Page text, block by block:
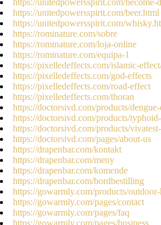
https://unitedpowersspirit.com/become-
https://unitedpowersspirit.com/beer.html
https://unitedpowersspirit.com/
https://rominature.com/sobre
https://rominature.com/loja-online
https://rominature.com/equipa-1
https://pixelledeffects.com/islamic-
https://pixelledeffects.com/god-effects
https://pixelledeffects.com/road-effect
https://pixelledeffects.com/thoran
https://doctorsivd.com/products/
https://doctorsivd.com/products/
https://doctorsivd.com/products/
https://doctorsivd.com/pages/about-us
https://drapenbar.com/kontakt
https://drapenbar.com/meny
https://drapenbar.com/komende
https://drapenbar.com/bordbestilling
https://gowarmly.com/products/outdoor-
https://gowarmly.com/pages/contact
https://gowarmly.com/pages/faq
https://gowarmly.com/pages/business